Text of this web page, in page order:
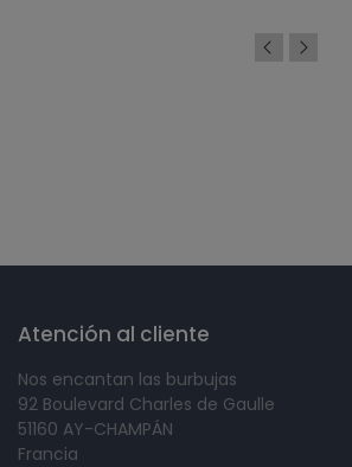
Atención al cliente
Nos encantan las burbujas
92 Boulevard Charles de Gaulle
51160 AY-CHAMPÁN
Francia